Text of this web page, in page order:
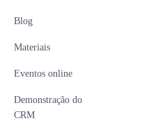
Blog
Materiais
Eventos online
Demonstração do
CRM